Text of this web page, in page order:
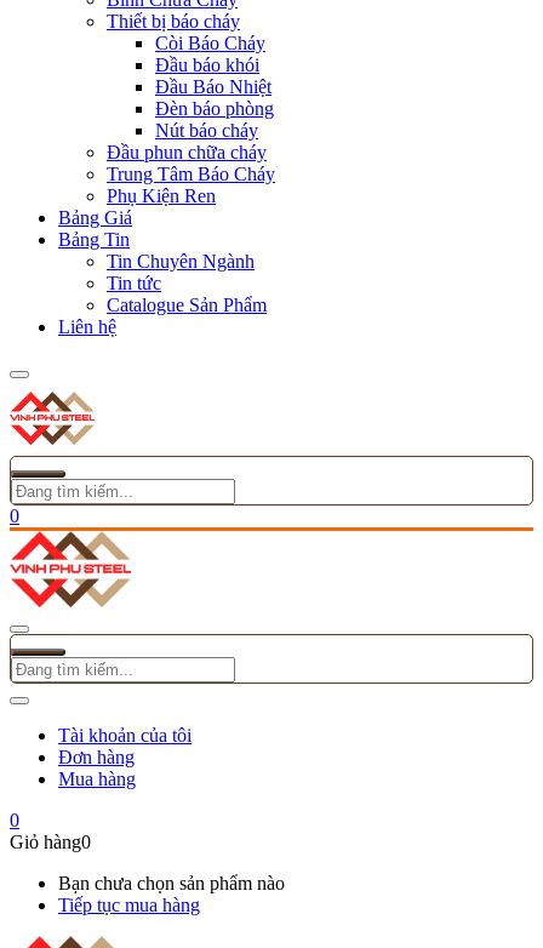
Thiết bị báo cháy
Còi Báo Cháy
Đầu báo khói
Đầu Báo Nhiệt
Đèn báo phòng
Nút báo cháy
Đầu phun chữa cháy
Trung Tâm Báo Cháy
Phụ Kiện Ren
Bảng Giá
Bảng Tin
Tin Chuyên Ngành
Tin tức
Catalogue Sản Phẩm
Liên hệ
0
Tài khoản của tôi
Đơn hàng
Mua hàng
0
Giỏ hàng0
Bạn chưa chọn sản phẩm nào
Tiếp tục mua hàng